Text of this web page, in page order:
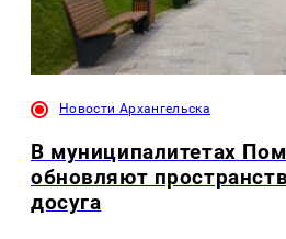
Новости Архангельска
В муниципалитетах
обновляют
досуга